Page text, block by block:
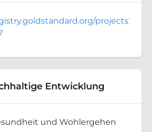
projects?
Entwicklung
und Wohlergehen